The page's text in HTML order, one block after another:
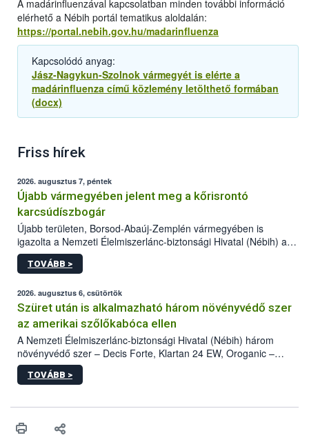
A madárinfluenzával kapcsolatban minden további információ
elérhető a Nébih portál tematikus aloldalán:
https://portal.nebih.gov.hu/madarinfluenza
Kapcsolódó anyag:
Jász-Nagykun-Szolnok vármegyét is elérte a
madárinfluenza című közlemény letölthető formában
(docx)
Friss hírek
2026. augusztus 7, péntek
Újabb vármegyében jelent meg a kőrisrontó
karcsúdíszbogár
Újabb területen, Borsod-Abaúj-Zemplén vármegyében is
igazolta a Nemzeti Élelmiszerlánc-biztonsági Hivatal (Nébih) a
kőrisrontó karcsúdíszbogár (Agrilus planipennis) jelenlétét. A
kártevőt nem csak színcsapdában találták meg, de már fertőzött
az intenzív felderítést, emellett az intézkedéseket a szlovák
hatósággal is összehangolják a terjedés megállítása érdekében.
TOVÁBB >
2026. augusztus 6, csütörtök
Szüret után is alkalmazható három növényvédő szer
az amerikai szőlőkabóca ellen
A Nemzeti Élelmiszerlánc-biztonsági Hivatal (Nébih) három
növényvédő szer – Decis Forte, Klartan 24 EW, Oroganic –
engedélyokiratát módosította, így azok a szüretet követően,
egészen a vesszőérettség (BBCH 91) stádiumáig
érésű szőlőkben is legyen lehetőség a károsító elleni további
felhasználók számára is elérhető és ökológiai termesztésben is
TOVÁBB >